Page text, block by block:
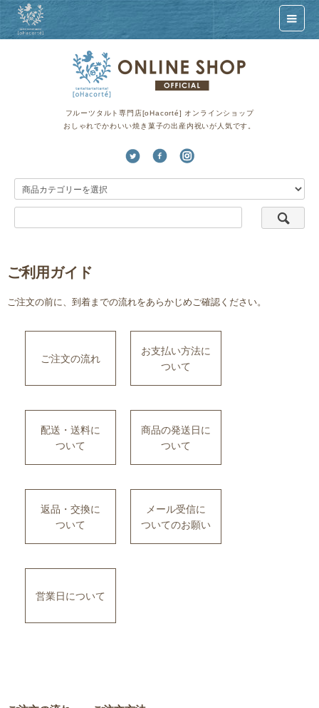
フルーツタルト専門店[oHacorté] オンラインショップ
おしゃれでかわいい焼き菓子の出産内祝いが人気です。
ご利用ガイド
ご注文の前に、到着までの流れをあらかじめご確認ください。
ご注文の流れ
お支払い方法に
ついて
配送・送料に
ついて
商品の発送日に
ついて
返品・交換に
ついて
メール受信に
ついてのお願い
営業日について